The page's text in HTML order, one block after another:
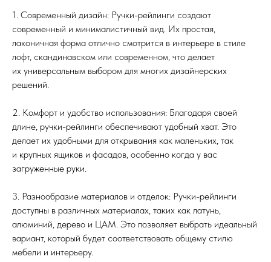
1. Современный дизайн: Ручки-рейлинги создают
современный и минималистичный вид. Их простая,
лаконичная форма отлично смотрится в интерьере в стиле
лофт, скандинавском или современном, что делает
их универсальным выбором для многих дизайнерских
решений.
2. Комфорт и удобство использования: Благодаря своей
длине, ручки-рейлинги обеспечивают удобный хват. Это
делает их удобными для открывания как маленьких, так
и крупных ящиков и фасадов, особенно когда у вас
загруженные руки.
3. Разнообразие материалов и отделок: Ручки-рейлинги
доступны в различных материалах, таких как латунь,
алюминий, дерево и ЦАМ. Это позволяет выбрать идеальный
вариант, который будет соответствовать общему стилю
мебели и интерьеру.